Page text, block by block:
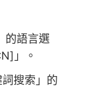
的語言選
」。
詞搜索」的